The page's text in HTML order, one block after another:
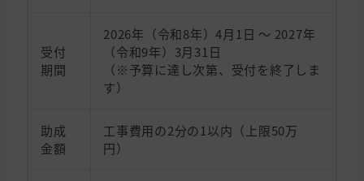
受付
期間
2026年（令和8年）4月1日 ～ 2027年
（令和9年）3月31日
（※予算に達し次第、受付を終了しま
す）
助成
金額
工事費用の2分の1以内（上限50万
円）